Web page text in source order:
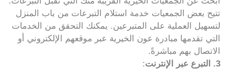
تتيح بعض الجمعيات خدمة استلام التبرعات من باب المنزل
لتسهيل العملية على المتبرعين. يمكنك التحقق من الخدمات
التي تقدمها مبادرة عون الخيرية عبر موقعهم الإلكتروني أو
الاتصال بهم مباشرةً.
3. التبرع عبر الإنترنت
: